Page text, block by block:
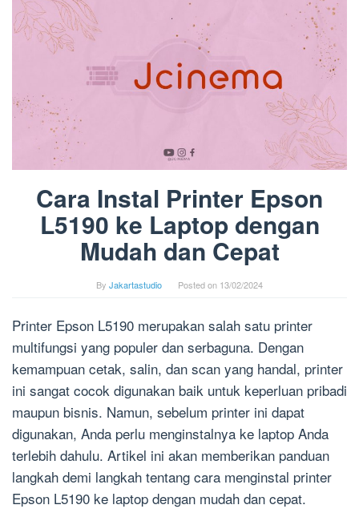
Cara Instal Printer Epson
L5190 ke Laptop dengan
Mudah dan Cepat
By Jakartastudio Posted on 13/02/2024
Printer Epson L5190 merupakan salah satu printer
multifungsi yang populer dan serbaguna. Dengan
kemampuan cetak, salin, dan scan yang handal, printer
ini sangat cocok digunakan baik untuk keperluan pribadi
maupun bisnis. Namun, sebelum printer ini dapat
digunakan, Anda perlu menginstalnya ke laptop Anda
terlebih dahulu. Artikel ini akan memberikan panduan
langkah demi langkah tentang cara menginstal printer
Epson L5190 ke laptop dengan mudah dan cepat.